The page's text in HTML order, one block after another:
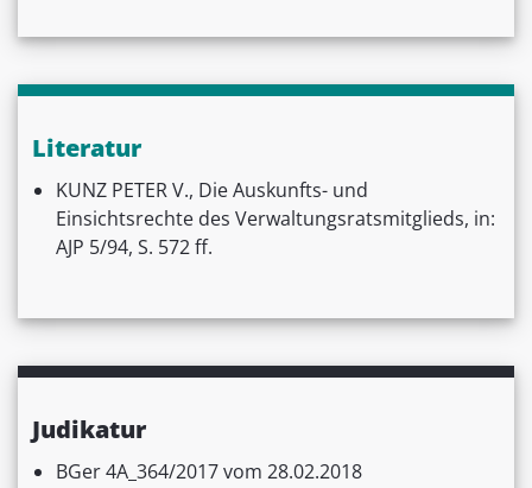
Literatur
KUNZ PETER V., Die Auskunfts- und
Einsichtsrechte des Verwaltungsratsmitglieds, in:
AJP 5/94, S. 572 ff.
Judikatur
BGer 4A_364/2017 vom 28.02.2018